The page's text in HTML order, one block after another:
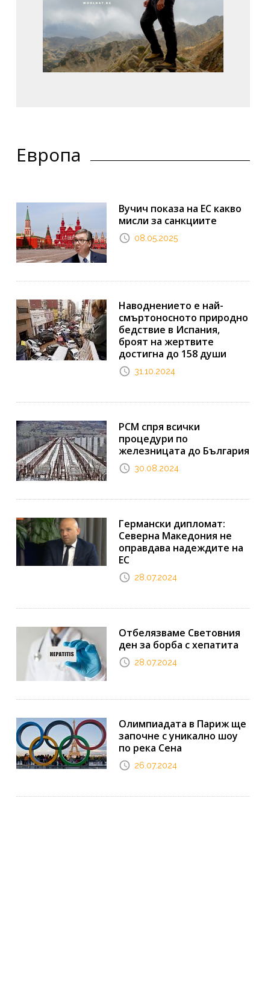
Европа
Вучич показа на ЕС какво
мисли за санкциите
08.05.2025
Наводнението е най-
смъртоносното природно
бедствие в Испания,
броят на жертвите
достигна до 158 души
31.10.2024
РСМ спря всички
процедури по
железницата до България
30.08.2024
Германски дипломат:
Северна Македония не
оправдава надеждите на
ЕС
28.07.2024
Отбелязваме Световния
ден за борба с хепатита
28.07.2024
Олимпиадата в Париж ще
започне с уникално шоу
по река Сена
26.07.2024